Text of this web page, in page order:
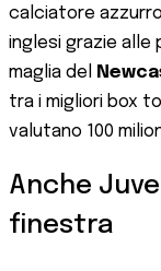
calciatore
inglesi grazie alle
maglia del
tra i migliori box
valutano 100
Anche
finestra